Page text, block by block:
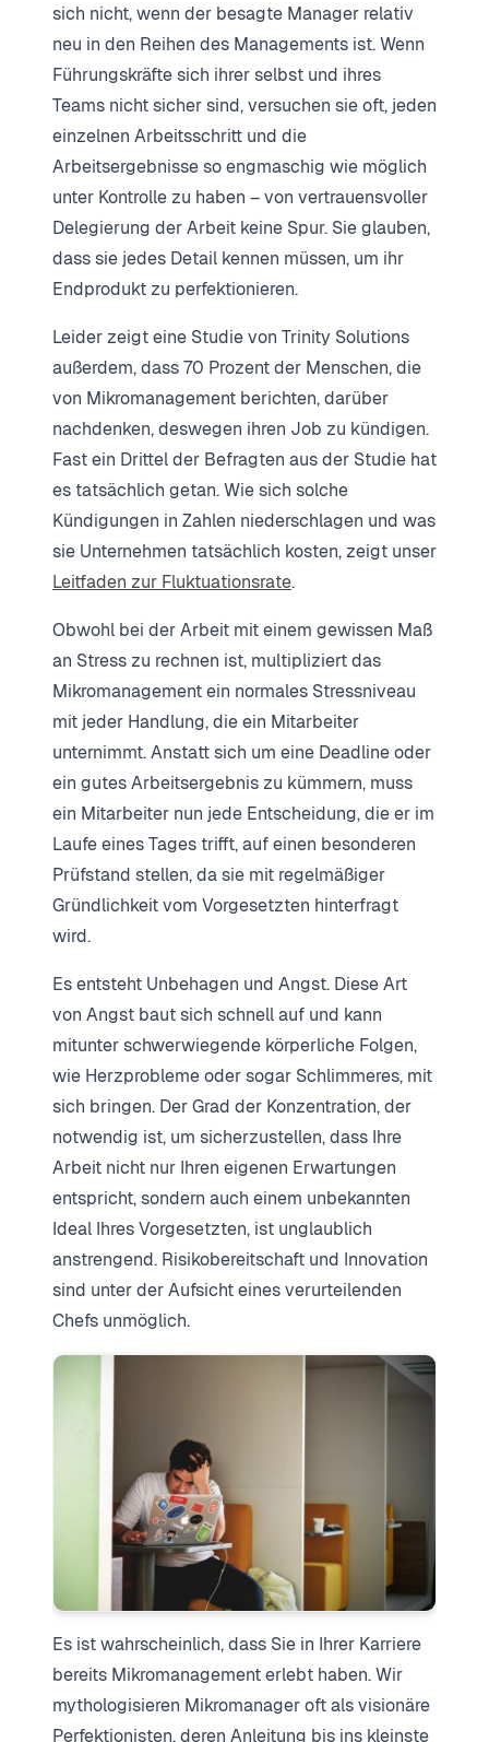
sich nicht, wenn der besagte Manager relativ
neu in den Reihen des Managements ist. Wenn
Führungskräfte sich ihrer selbst und ihres
Teams nicht sicher sind, versuchen sie oft, jeden
einzelnen Arbeitsschritt und die
Arbeitsergebnisse so engmaschig wie möglich
unter Kontrolle zu haben – von vertrauensvoller
Delegierung der Arbeit keine Spur. Sie glauben,
dass sie jedes Detail kennen müssen, um ihr
Endprodukt zu perfektionieren.
Leider zeigt eine Studie von Trinity Solutions
außerdem, dass 70 Prozent der Menschen, die
von Mikromanagement berichten, darüber
nachdenken, deswegen ihren Job zu kündigen.
Fast ein Drittel der Befragten aus der Studie hat
es tatsächlich getan. Wie sich solche
Kündigungen in Zahlen niederschlagen und was
sie Unternehmen tatsächlich kosten, zeigt unser
Leitfaden zur Fluktuationsrate.
Obwohl bei der Arbeit mit einem gewissen Maß
an Stress zu rechnen ist, multipliziert das
Mikromanagement ein normales Stressniveau
mit jeder Handlung, die ein Mitarbeiter
unternimmt. Anstatt sich um eine Deadline oder
ein gutes Arbeitsergebnis zu kümmern, muss
ein Mitarbeiter nun jede Entscheidung, die er im
Laufe eines Tages trifft, auf einen besonderen
Prüfstand stellen, da sie mit regelmäßiger
Gründlichkeit vom Vorgesetzten hinterfragt
wird.
Es entsteht Unbehagen und Angst. Diese Art
von Angst baut sich schnell auf und kann
mitunter schwerwiegende körperliche Folgen,
wie Herzprobleme oder sogar Schlimmeres, mit
sich bringen. Der Grad der Konzentration, der
notwendig ist, um sicherzustellen, dass Ihre
Arbeit nicht nur Ihren eigenen Erwartungen
entspricht, sondern auch einem unbekannten
Ideal Ihres Vorgesetzten, ist unglaublich
anstrengend. Risikobereitschaft und Innovation
sind unter der Aufsicht eines verurteilenden
Chefs unmöglich.
Es ist wahrscheinlich, dass Sie in Ihrer Karriere
bereits Mikromanagement erlebt haben. Wir
mythologisieren Mikromanager oft als visionäre
Perfektionisten, deren Anleitung bis ins kleinste